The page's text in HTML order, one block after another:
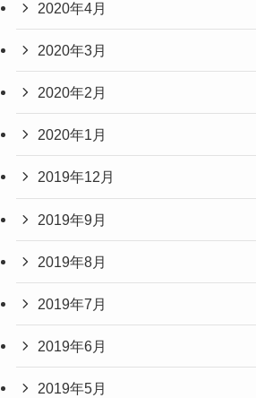
2020年4月
2020年3月
2020年2月
2020年1月
2019年12月
2019年9月
2019年8月
2019年7月
2019年6月
2019年5月